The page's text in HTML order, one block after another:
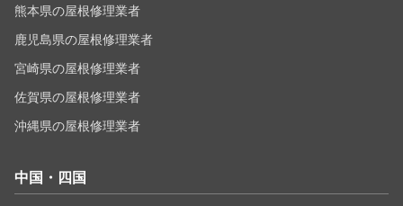
熊本県の屋根修理業者
鹿児島県の屋根修理業者
宮崎県の屋根修理業者
佐賀県の屋根修理業者
沖縄県の屋根修理業者
中国・四国